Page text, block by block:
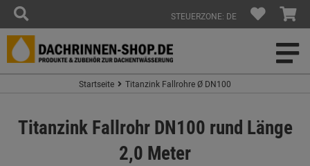
STEUERZONE: DE
Startseite Titanzink Fallrohre Ø DN100
Titanzink Fallrohr DN100 rund Länge
2,0 Meter